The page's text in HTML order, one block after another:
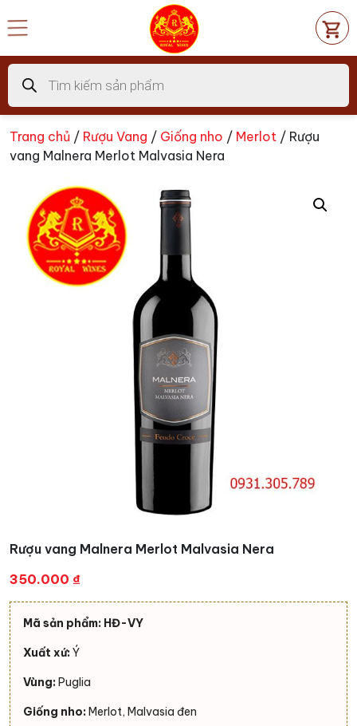
đến
dung
Tìm
kiếm
sản
phẩm
Trang chủ / Rượu Vang / Giống nho / Merlot / Rượu
vang Malnera Merlot Malvasia Nera
Rượu vang Malnera Merlot Malvasia Nera
350.000 ₫
Mã sản phẩm: HĐ-VY
Xuất xứ: Ý
Vùng: Puglia
Giống nho: Merlot, Malvasia đen